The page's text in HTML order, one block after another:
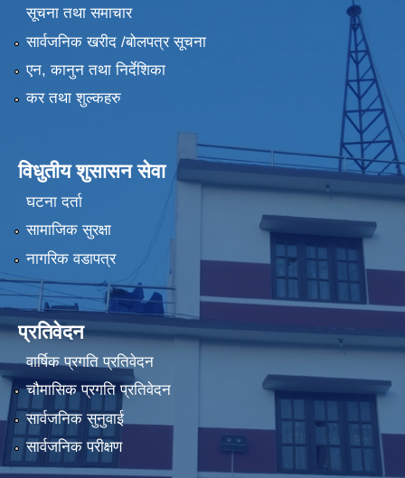
सूचना तथा समाचार
सार्वजनिक खरीद /बोलपत्र सूचना
एन, कानुन तथा निर्देशिका
कर तथा शुल्कहरु
विधुतीय शुसासन सेवा
घटना दर्ता
सामाजिक सुरक्षा
नागरिक वडापत्र
प्रतिवेदन
वार्षिक प्रगति प्रतिवेदन
चौमासिक प्रगति प्रतिवेदन
सार्वजनिक सुनुवाई
सार्वजनिक परीक्षण